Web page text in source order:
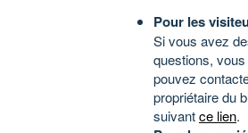
Pour les
Si vous avez
questions, vous
pouvez
propriétaire du
suivantce lien.